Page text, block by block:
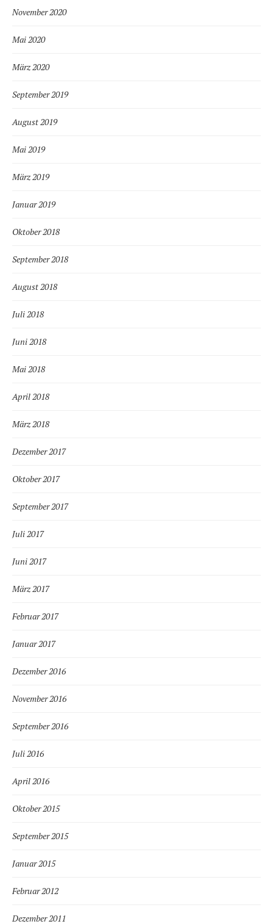
November 2020
Mai 2020
März 2020
September 2019
August 2019
Mai 2019
März 2019
Januar 2019
Oktober 2018
September 2018
August 2018
Juli 2018
Juni 2018
Mai 2018
April 2018
März 2018
Dezember 2017
Oktober 2017
September 2017
Juli 2017
Juni 2017
März 2017
Februar 2017
Januar 2017
Dezember 2016
November 2016
September 2016
Juli 2016
April 2016
Oktober 2015
September 2015
Januar 2015
Februar 2012
Dezember 2011